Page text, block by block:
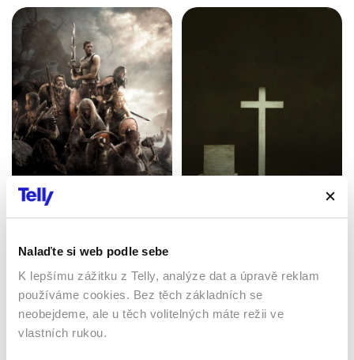
Nalaďte si web podle sebe
K lepšímu zážitku z Telly, analýze dat a úpravě reklam
používáme cookies. Bez těch základních se
neobejdeme, ale u těch volitelných máte režii ve
vlastních rukou.
Vikingové II